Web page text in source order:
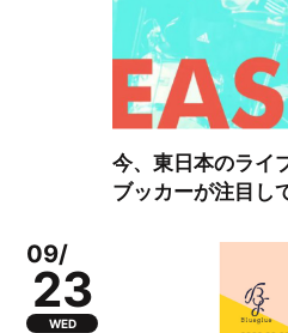
今、東日本のライ
ブッカーが注目し
09/
23
WED